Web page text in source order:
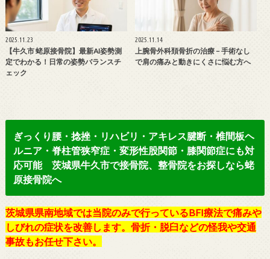
2025.11.23
【牛久市 蛯原接骨院】最新AI姿勢測
定でわかる！日常の姿勢バランスチ
ェック
2025.11.14
上腕骨外科頚骨折の治療 – 手術なし
で肩の痛みと動きにくさに悩む方へ
ぎっくり腰・捻挫・リハビリ・アキレス腱断・椎間板ヘ
ルニア・脊柱管狭窄症・変形性股関節・膝関節症にも対
応可能 茨城県牛久市で接骨院、整骨院をお探しなら蛯
原接骨院へ
茨城県県南地域では当院のみで行っているBFI療法で痛みや
しびれの症状を改善します。骨折・脱臼などの怪我や交通
事故もお任せ下さい。